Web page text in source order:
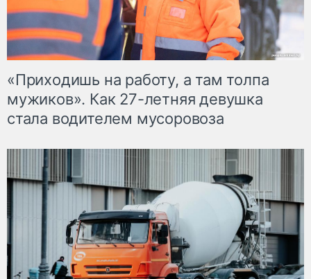
«Приходишь на работу, а там толпа
мужиков». Как 27-летняя девушка
стала водителем мусоровоза